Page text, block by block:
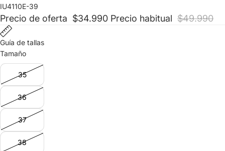
completa
completa
completa
completa
IU4110E-39
Precio de oferta $34.990 Precio habitual $49.990
Guía de tallas
Tamaño
35
36
37
38